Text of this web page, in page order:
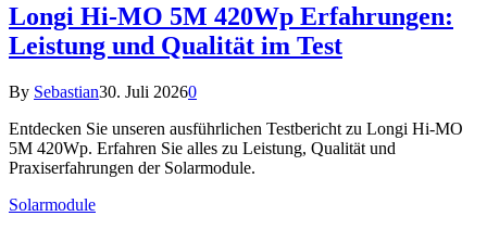
Longi Hi-MO 5M 420Wp Erfahrungen:
Leistung und Qualität im Test
By Sebastian30. Juli 20260
Entdecken Sie unseren ausführlichen Testbericht zu Longi Hi-MO
5M 420Wp. Erfahren Sie alles zu Leistung, Qualität und
Praxiserfahrungen der Solarmodule.
Solarmodule